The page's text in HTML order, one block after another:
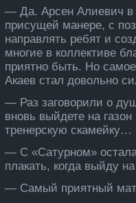
— Да. Арсен Алиевич в
присущей манере, с
направлять ребят и
многие в колле­ктиве
приятно быть. Но
Акаев стал довольно
— Раз заговорили о
вновь выйдете на
тренерскую скамейку…
— С «Сатурном»
плакать, когда­ выйду
— Самый приятный